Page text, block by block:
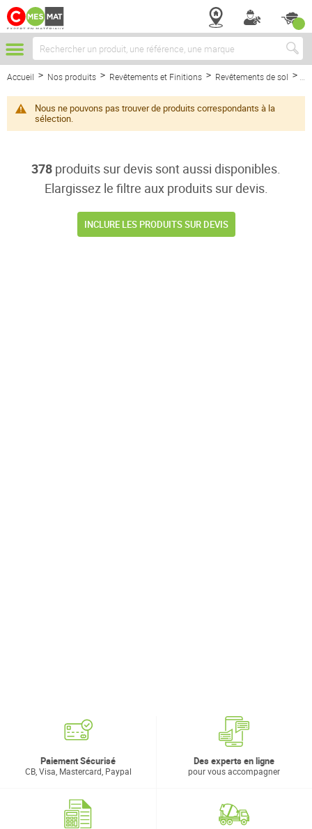
Chercher
Accueil Nos produits Revêtements et Finitions Revêtements de sol
Nous ne pouvons pas trouver de produits correspondants à la
sélection.
378 produits sur devis sont aussi disponibles.
Elargissez le filtre aux produits sur devis.
INCLURE LES PRODUITS SUR DEVIS
Paiement Sécurisé
CB, Visa, Mastercard, Paypal
Des experts en ligne
pour vous accompagner